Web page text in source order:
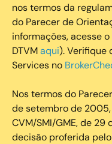
nos termos da
do Parecer de
informações, acesse
DTVMaqui). Verifique
Services no
Nos termos do
de setembro de
CVM/SMI/GME, de
decisão proferida